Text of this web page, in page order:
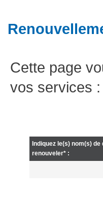
Cette page
vos services
Indiquez le(s) nom(s)
renouveler* :